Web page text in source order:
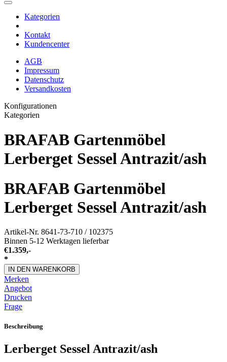
Kategorien
Kontakt
Kundencenter
AGB
Impressum
Datenschutz
Versandkosten
Konfigurationen
Kategorien
BRAFAB Gartenmöbel
Lerberget Sessel Antrazit/ash
BRAFAB Gartenmöbel
Lerberget Sessel Antrazit/ash
Artikel-Nr. 8641-73-710 / 102375
Binnen 5-12 Werktagen lieferbar
€1.359,-
*
IN DEN WARENKORB
Merken
Angebot
Drucken
Frage
Beschreibung
Lerberget Sessel Antrazit/ash